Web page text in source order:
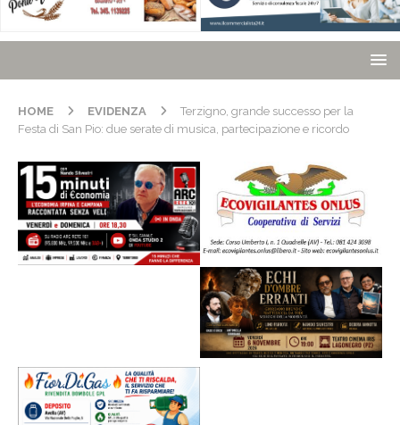
HOME EVIDENZA
Terzigno, grande successo per la
Festa di San Pio: due serate di musica, partecipazione e ricordo